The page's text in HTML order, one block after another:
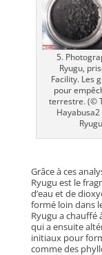
5.
Ryugu,
Facility. Les
pour
terrestre. (©
Grâce à ces
Ryugu est le
d’eau et de
formé loin dans
Ryugu a chauffé
qui a ensuite
initiaux pour
comme des